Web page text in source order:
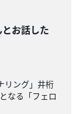
お話した
ング」井桁
なる「フェロ